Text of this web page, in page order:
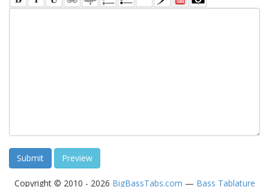
Copyright © 2010 - 2026 BigBassTabs.com — Bass Tablature